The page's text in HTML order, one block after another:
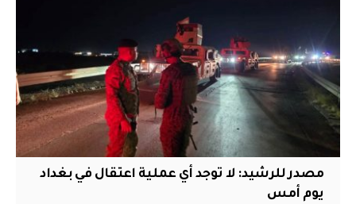
مصدر للرشيد: لا توجد أي عملية اعتقال في بغداد
يوم أمس